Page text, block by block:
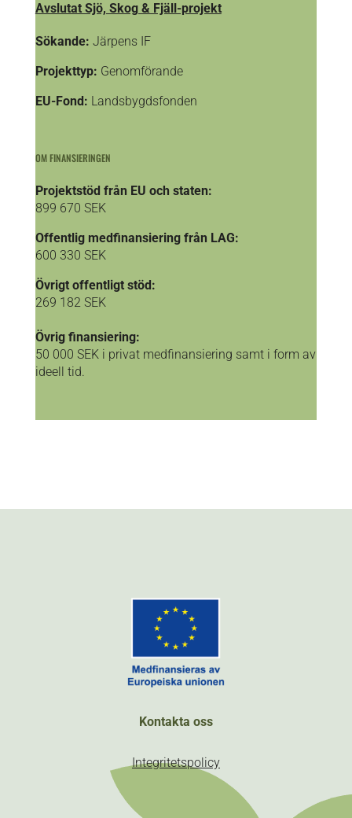
Avslutat Sjö, Skog & Fjäll-projekt
Sökande: Järpens IF
Projekttyp: Genomförande
EU-Fond: Landsbygdsfonden
OM FINANSIERINGEN
Projektstöd från EU och staten:
899 670 SEK
Offentlig medfinansiering från LAG:
600 330 SEK
Övrigt offentligt stöd:
269 182 SEK
Övrig finansiering:
50 000 SEK i privat medfinansiering samt i form av
ideell tid.
Kontakta oss
Integritetspolicy